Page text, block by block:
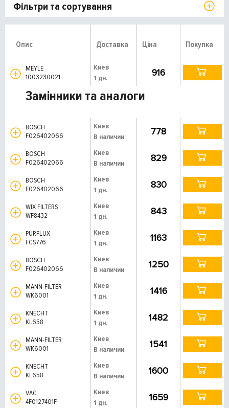
Фільтри та сортування
Опис Доставка Ціна Покупка
MEYLE
1003230021
Киев
1 дн.
916
Замінники та аналоги
BOSCH
F026402066
Киев
В наличии
778
BOSCH
F026402066
Киев
В наличии
829
BOSCH
F026402066
Киев
1 дн.
830
WIX FILTERS
WF8432
Киев
1 дн.
843
PURFLUX
FCS776
Киев
1 дн.
1163
BOSCH
F026402066
Киев
В наличии
1250
MANN-FILTER
WK6001
Киев
1 дн.
1416
KNECHT
KL658
Киев
1 дн.
1482
MANN-FILTER
WK6001
Киев
В наличии
1541
KNECHT
KL658
Киев
В наличии
1600
VAG
4F0127401F
Киев
1 дн.
1659